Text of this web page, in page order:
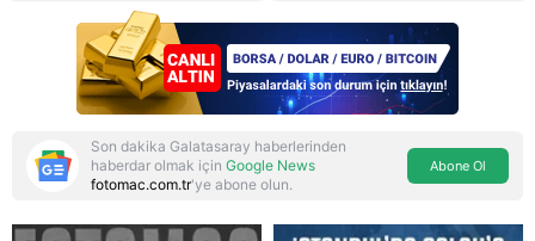
itirafı! "Konuşmuyoruz"
Takvim'de: Silah
bırakmada tespit ve
teyit MGK'da
Son dakika Galatasaray haberlerinden
haberdar olmak için Google News
fotomac.com.tr'ye abone olun.
Abone Ol